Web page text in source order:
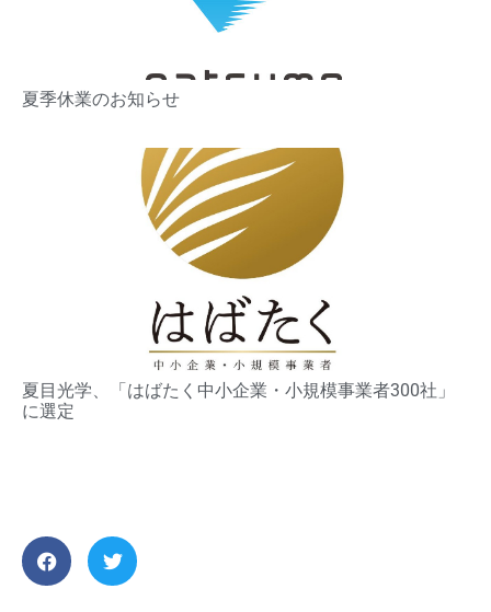
夏季休業のお知らせ
夏目光学、「はばたく中小企業・小規模事業者300社」
に選定